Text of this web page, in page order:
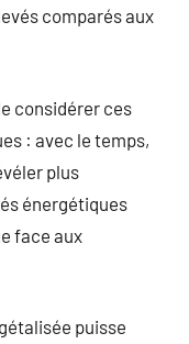
comparés aux
considérer ces
: avec le temps,
plus
énergétiques
face aux
puisse